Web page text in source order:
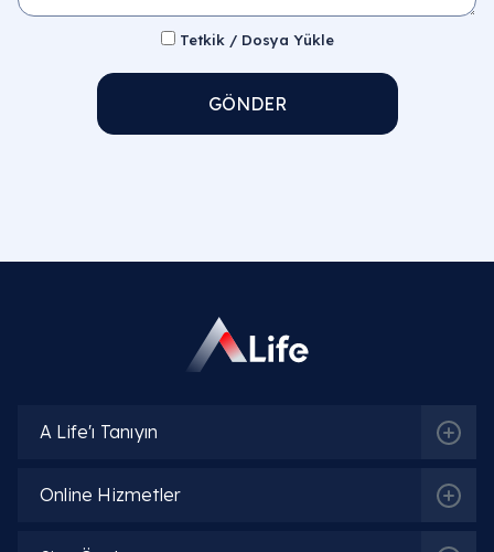
Tetkik / Dosya Yükle
GÖNDER
A Life'ı Tanıyın
Online Hizmetler